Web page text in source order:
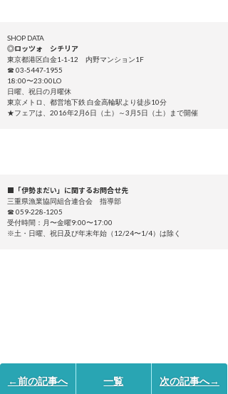
SHOP DATA
◎ロッツォ シチリア
東京都港区白金1-1-12 内野マンション1F
☎ 03-5447-1955
18:00〜23:00LO
日曜、祝日の月曜休
東京メトロ、都営地下鉄 白金高輪駅より徒歩10分
★フェアは、2016年2月6日（土）～3月5日（土）まで開催
■「伊勢まだい」に関するお問合せ先
三重県漁業協同組合連合会 指導部
☎ 059-228-1205
受付時間：月〜金曜9:00〜17:00
※土・日曜、祝日及び年末年始（12/24〜1/4）は除く
←前の記事へ 一覧 次の記事へ→